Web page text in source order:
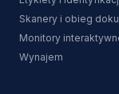
Skanery i obieg
Monitory
Wynajem